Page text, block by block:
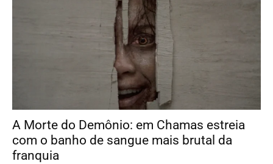
A Morte do Demônio: em Chamas estreia
com o banho de sangue mais brutal da
franquia